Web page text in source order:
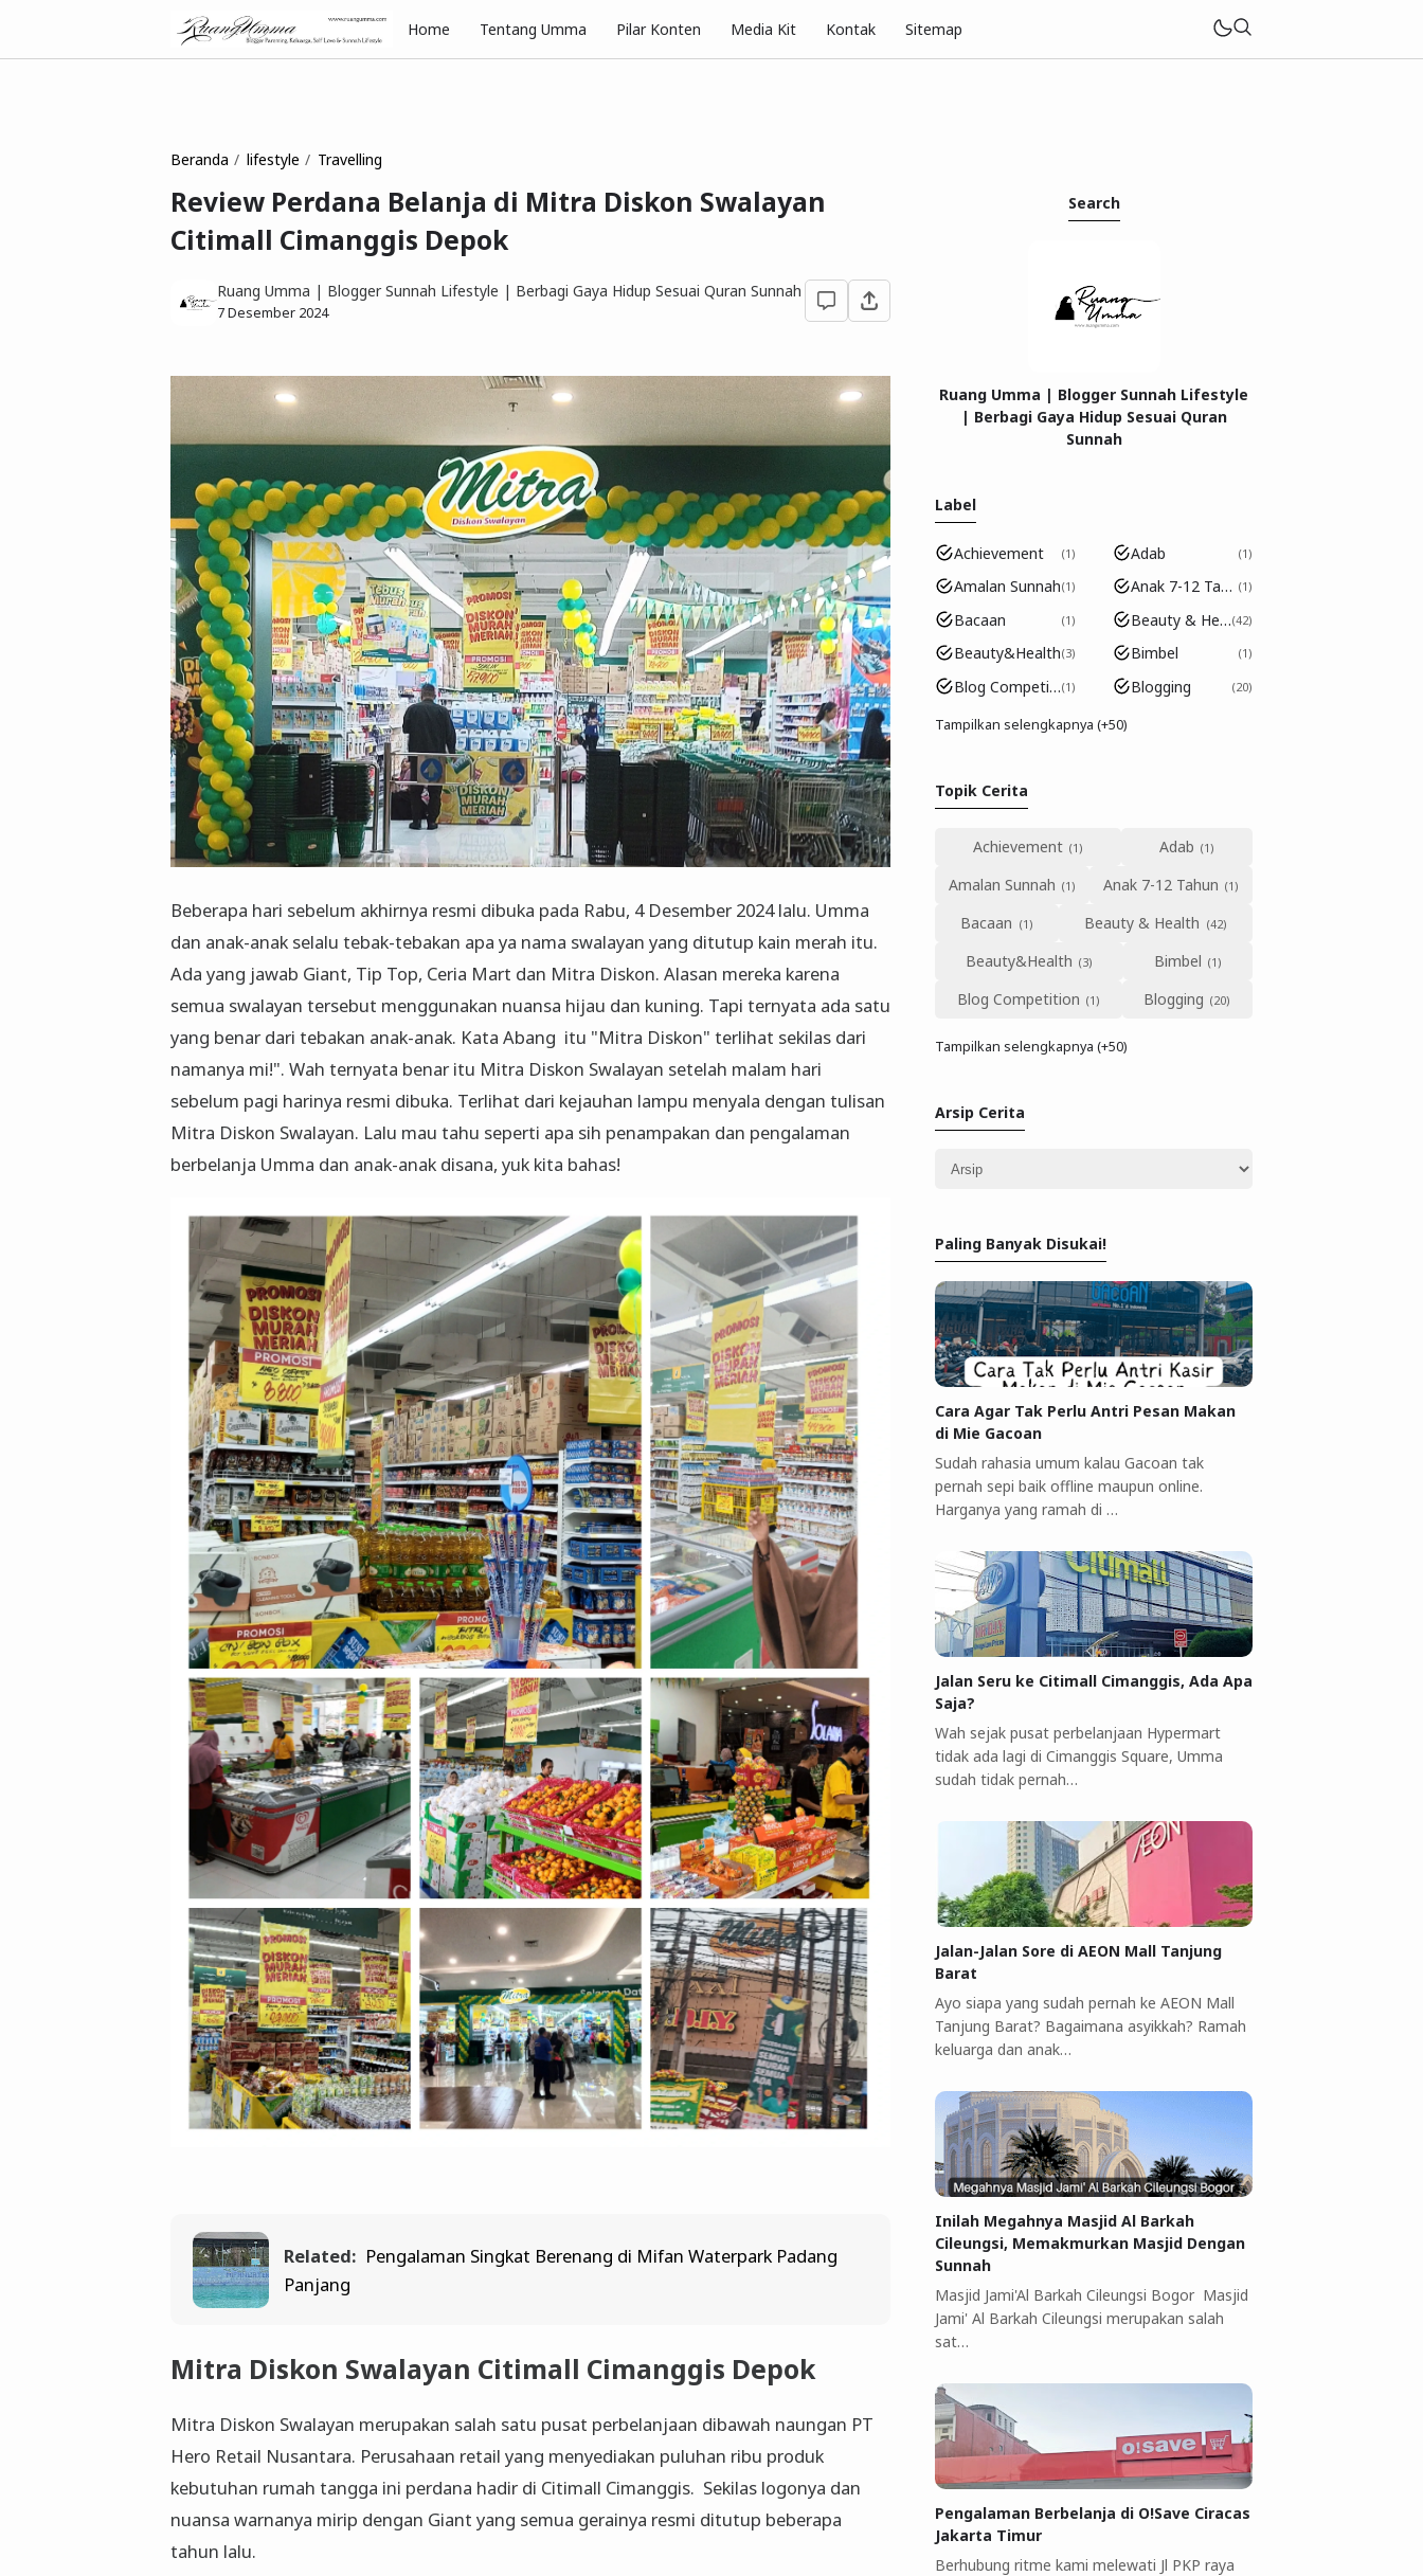
Home Tentang Umma Pilar Konten Media Kit Kontak Sitemap
Beranda lifestyle Travelling
Review Perdana Belanja di Mitra Diskon Swalayan
Citimall Cimanggis Depok
Ruang Umma | Blogger Sunnah Lifestyle | Berbagi Gaya Hidup Sesuai Quran Sunnah
7 Desember 2024
Beberapa hari sebelum akhirnya resmi dibuka pada Rabu, 4 Desember 2024 lalu. Umma
dan anak-anak selalu tebak-tebakan apa ya nama swalayan yang ditutup kain merah itu.
Ada yang jawab Giant, Tip Top, Ceria Mart dan Mitra Diskon. Alasan mereka karena
semua swalayan tersebut menggunakan nuansa hijau dan kuning. Tapi ternyata ada satu
yang benar dari tebakan anak-anak. Kata Abang itu "Mitra Diskon" terlihat sekilas dari
namanya mi!". Wah ternyata benar itu Mitra Diskon Swalayan setelah malam hari
sebelum pagi harinya resmi dibuka. Terlihat dari kejauhan lampu menyala dengan tulisan
Mitra Diskon Swalayan. Lalu mau tahu seperti apa sih penampakan dan pengalaman
berbelanja Umma dan anak-anak disana, yuk kita bahas!
Related: Pengalaman Singkat Berenang di Mifan Waterpark Padang
Panjang
Mitra Diskon Swalayan Citimall Cimanggis Depok
Mitra Diskon Swalayan merupakan salah satu pusat perbelanjaan dibawah naungan PT
Hero Retail Nusantara. Perusahaan retail yang menyediakan puluhan ribu produk
kebutuhan rumah tangga ini perdana hadir di Citimall Cimanggis. Sekilas logonya dan
nuansa warnanya mirip dengan Giant yang semua gerainya resmi ditutup beberapa
tahun lalu.
Search
Ruang Umma | Blogger Sunnah Lifestyle
| Berbagi Gaya Hidup Sesuai Quran
Sunnah
Label
Achievement 1 Adab 1
Amalan Sunnah 1 Anak 7-12 Tahun 1
Bacaan 1 Beauty & Health 42
Beauty&Health 3 Bimbel 1
Blog Competition 1 Blogging 20
Tampilkan selengkapnya (+50)
Topik Cerita
Achievement
Adab
Amalan Sunnah
Anak 7-12 Tahun
Bacaan
Beauty & Health
Beauty&Health
Bimbel
Blog Competition
Blogging
Tampilkan selengkapnya (+50)
Arsip Cerita
Paling Banyak Disukai!
Cara Agar Tak Perlu Antri Pesan Makan
di Mie Gacoan
Sudah rahasia umum kalau Gacoan tak
pernah sepi baik offline maupun online.
Harganya yang ramah di …
Jalan Seru ke Citimall Cimanggis, Ada Apa
Saja?
Wah sejak pusat perbelanjaan Hypermart
tidak ada lagi di Cimanggis Square, Umma
sudah tidak pernah…
Jalan-Jalan Sore di AEON Mall Tanjung
Barat
Ayo siapa yang sudah pernah ke AEON Mall
Tanjung Barat? Bagaimana asyikkah? Ramah
keluarga dan anak…
Inilah Megahnya Masjid Al Barkah
Cileungsi, Memakmurkan Masjid Dengan
Sunnah
Masjid Jami'Al Barkah Cileungsi Bogor Masjid
Jami' Al Barkah Cileungsi merupakan salah
sat…
Pengalaman Berbelanja di O!Save Ciracas
Jakarta Timur
Berhubung ritme kami melewati Jl PKP raya